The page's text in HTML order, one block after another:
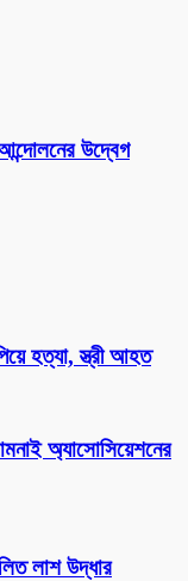
উদ্বেগ
হত্যা, স্ত্রী আহত
অ্যাসোসিয়েশনের
লাশ উদ্ধার